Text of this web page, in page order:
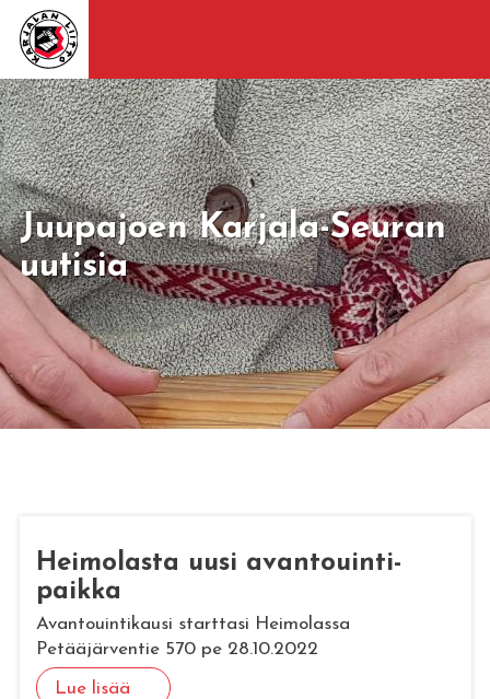
Juupajoen Karjala-Seuran
uutisia
Hei­mo­las­ta uusi avan­to­uin­ti­
paik­ka
Avantouintikausi starttasi Heimolassa
Petääjärventie 570 pe 28.10.2022
Lue lisää